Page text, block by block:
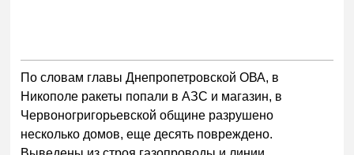
По словам главы Днепропетровской ОВА, в
Никополе ракеты попали в АЗС и магазин, в
Червоногригорьевской общине разрушено
несколько домов, еще десять повреждено.